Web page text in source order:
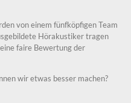
von einem fünfköpfigen Team
Hörakustiker tragen
faire Bewertung der
wir etwas besser machen?